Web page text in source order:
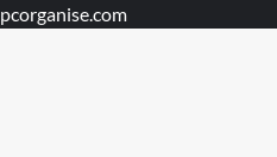
pcorganise.com